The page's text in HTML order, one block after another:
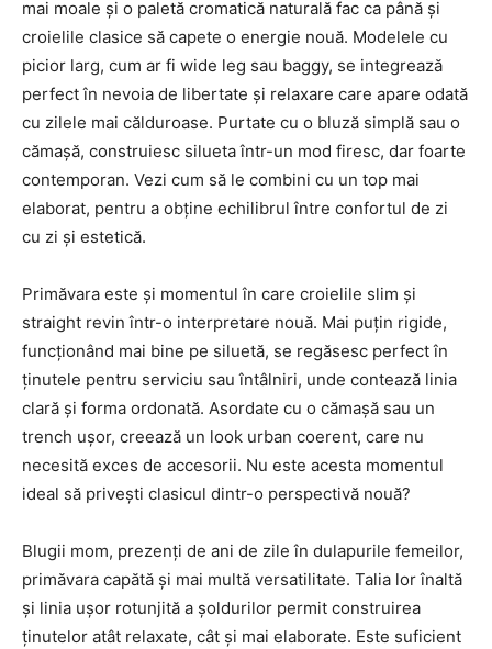
mai moale și o paletă cromatică naturală fac ca până și
croielile clasice să capete o energie nouă. Modelele cu
picior larg, cum ar fi wide leg sau baggy, se integrează
perfect în nevoia de libertate și relaxare care apare odată
cu zilele mai călduroase. Purtate cu o bluză simplă sau o
cămașă, construiesc silueta într-un mod firesc, dar foarte
contemporan. Vezi cum să le combini cu un top mai
elaborat, pentru a obține echilibrul între confortul de zi
cu zi și estetică.
Primăvara este și momentul în care croielile slim și
straight revin într-o interpretare nouă. Mai puțin rigide,
funcționând mai bine pe siluetă, se regăsesc perfect în
ținutele pentru serviciu sau întâlniri, unde contează linia
clară și forma ordonată. Asordate cu o cămașă sau un
trench ușor, creează un look urban coerent, care nu
necesită exces de accesorii. Nu este acesta momentul
ideal să privești clasicul dintr-o perspectivă nouă?
Blugii mom, prezenți de ani de zile în dulapurile femeilor,
primăvara capătă și mai multă versatilitate. Talia lor înaltă
și linia ușor rotunjită a șoldurilor permit construirea
ținutelor atât relaxate, cât și mai elaborate. Este suficient